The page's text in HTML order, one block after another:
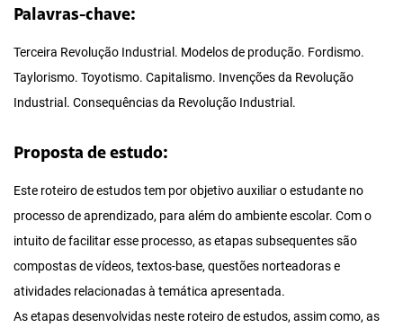
Palavras-chave:
Terceira Revolução Industrial. Modelos de produção. Fordismo.
Taylorismo. Toyotismo. Capitalismo. Invenções da Revolução
Industrial. Consequências da Revolução Industrial.
Proposta de estudo:
Este roteiro de estudos tem por objetivo auxiliar o estudante no
processo de aprendizado, para além do ambiente escolar. Com o
intuito de facilitar esse processo, as etapas subsequentes são
compostas de vídeos, textos-base, questões norteadoras e
atividades relacionadas à temática apresentada.
As etapas desenvolvidas neste roteiro de estudos, assim como, as